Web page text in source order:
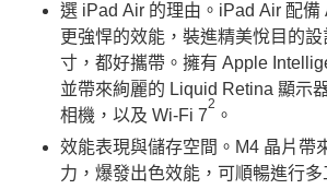
選 iPad Air 的理由。iPad Air 配備
更強悍的效能，裝進精美悅目的
寸，都好攜帶。擁有 Apple
並帶來絢麗的 Liquid Retina 顯示
相機，以及 Wi-Fi 7
2
。
效能表現與儲存空間。M4 晶片帶
力，爆發出色效能，可順暢進行